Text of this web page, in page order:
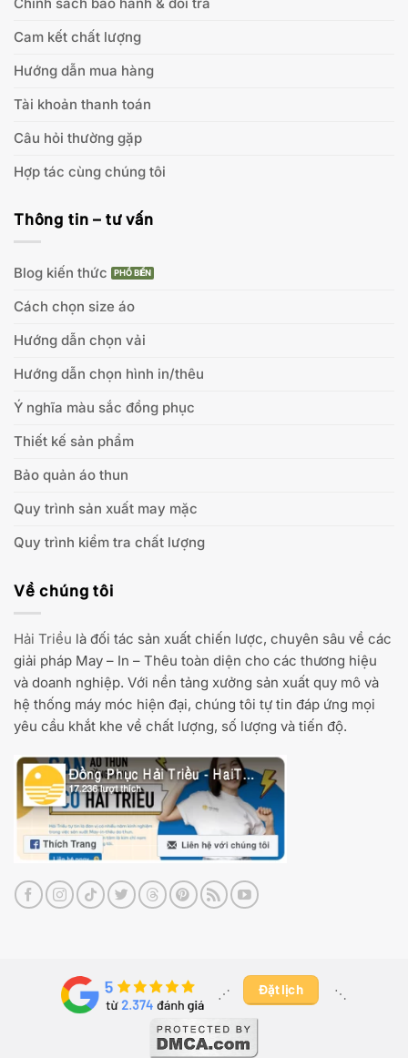
Cam kết chất lượng
Hướng dẫn mua hàng
Tài khoản thanh toán
Câu hỏi thường gặp
Hợp tác cùng chúng tôi
Thông tin – tư vấn
Blog kiến thức
Cách chọn size áo
Hướng dẫn chọn vải
Hướng dẫn chọn hình in/thêu
Ý nghĩa màu sắc đồng phục
Thiết kế sản phẩm
Bảo quản áo thun
Quy trình sản xuất may mặc
Quy trình kiểm tra chất lượng
Về chúng tôi
Hải Triều là đối tác sản xuất chiến lược, chuyên sâu về các
giải pháp May – In – Thêu toàn diện cho các thương hiệu
và doanh nghiệp. Với nền tảng xưởng sản xuất quy mô và
hệ thống máy móc hiện đại, chúng tôi tự tin đáp ứng mọi
yêu cầu khắt khe về chất lượng, số lượng và tiến độ.
⋰ ​ Đặt lịch ⋱